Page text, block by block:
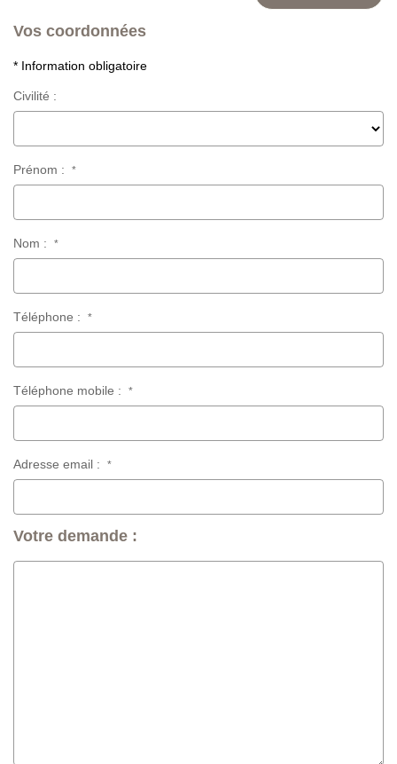
Vos coordonnées
* Information obligatoire
Civilité :
Prénom : *
Nom : *
Téléphone : *
Téléphone mobile : *
Adresse email : *
Votre demande :